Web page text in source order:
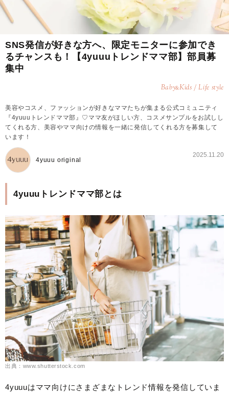
SNS発信が好きな方へ、限定モニターに参加でき
るチャンスも！【4yuuuトレンドママ部】部員募
集中
Baby&Kids / Life style
美容やコスメ、ファッションが好きなママたちが集まる公式コミュニティ
『4yuuuトレンドママ部』♡ママ友がほしい方、コスメサンプルをお試しし
てくれる方、美容やママ向けの情報を一緒に発信してくれる方を募集して
います！
4yuuu original
2025.11.20
4yuuuトレンドママ部とは
出典：www.shutterstock.com
4yuuuはママ向けにさまざまなトレンド情報を発信していま